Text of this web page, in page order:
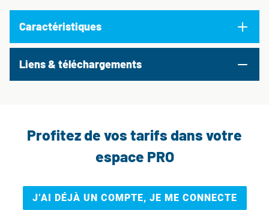
Caractéristiques
Liens & téléchargements
Profitez de vos tarifs dans votre
espace PRO
J’AI DÉJÀ UN COMPTE, JE ME CONNECTE